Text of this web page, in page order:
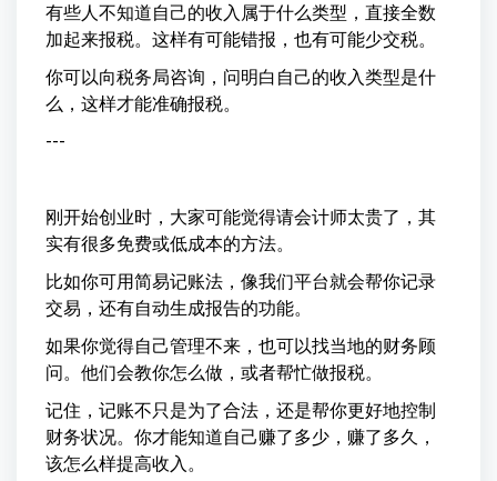
有些人不知道自己的收入属于什么类型，直接全数
加起来报税。这样有可能错报，也有可能少交税。
你可以向税务局咨询，问明白自己的收入类型是什
么，这样才能准确报税。
---
刚开始创业时，大家可能觉得请会计师太贵了，其
实有很多免费或低成本的方法。
比如你可用简易记账法，像我们平台就会帮你记录
交易，还有自动生成报告的功能。
如果你觉得自己管理不来，也可以找当地的财务顾
问。他们会教你怎么做，或者帮忙做报税。
记住，记账不只是为了合法，还是帮你更好地控制
财务状况。你才能知道自己赚了多少，赚了多久，
该怎么样提高收入。